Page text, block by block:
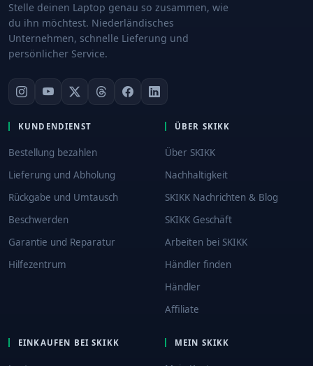
Stelle deinen Laptop genau so zusammen, wie
du ihn möchtest. Niederländisches
Unternehmen, schnelle Lieferung und
persönlicher Service.
KUNDENDIENST
Bestellung bezahlen
Lieferung und Abholung
Rückgabe und Umtausch
Beschwerden
Garantie und Reparatur
Hilfezentrum
ÜBER SKIKK
Über SKIKK
Nachhaltigkeit
SKIKK Nachrichten & Blog
SKIKK Geschäft
Arbeiten bei SKIKK
Händler finden
Händler
Affiliate
EINKAUFEN BEI SKIKK MEIN SKIKK